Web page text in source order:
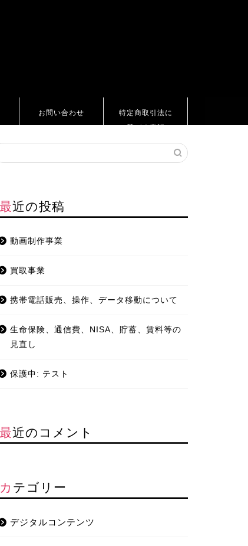
お問い合わせ
特定商取引法に
基づく表記
最近の投稿
動画制作事業
買取事業
携帯電話販売、操作、データ移動について
生命保険、通信費、NISA、貯蓄、賃料等の
見直し
保護中: テスト
最近のコメント
カテゴリー
デジタルコンテンツ